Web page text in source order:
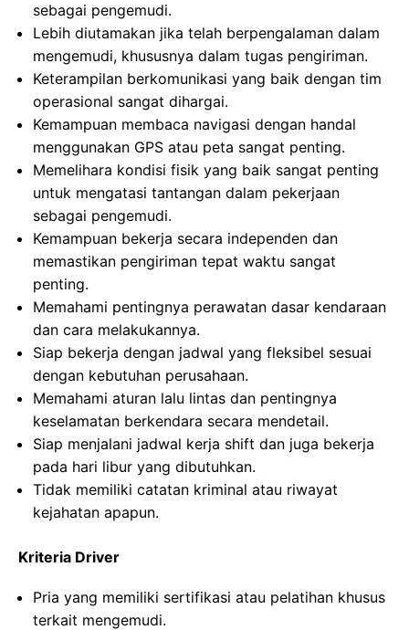
sebagai pengemudi.
Lebih diutamakan jika telah berpengalaman dalam
mengemudi, khususnya dalam tugas pengiriman.
Keterampilan berkomunikasi yang baik dengan tim
operasional sangat dihargai.
Kemampuan membaca navigasi dengan handal
menggunakan GPS atau peta sangat penting.
Memelihara kondisi fisik yang baik sangat penting
untuk mengatasi tantangan dalam pekerjaan
sebagai pengemudi.
Kemampuan bekerja secara independen dan
memastikan pengiriman tepat waktu sangat
penting.
Memahami pentingnya perawatan dasar kendaraan
dan cara melakukannya.
Siap bekerja dengan jadwal yang fleksibel sesuai
dengan kebutuhan perusahaan.
Memahami aturan lalu lintas dan pentingnya
keselamatan berkendara secara mendetail.
Siap menjalani jadwal kerja shift dan juga bekerja
pada hari libur yang dibutuhkan.
Tidak memiliki catatan kriminal atau riwayat
kejahatan apapun.
Kriteria Driver
Pria yang memiliki sertifikasi atau pelatihan khusus
terkait mengemudi.